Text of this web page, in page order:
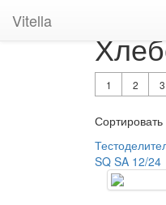
Vitella
1 2 3
Сортировать
SQ SA 12/24